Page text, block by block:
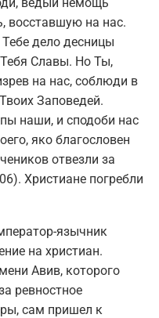
восставшую на нас.
дело десницы
Славы. Но Ты,
на нас, соблюди в
Заповедей.
наши, и сподоби нас
яко благословен
отвезли за
Христиане погребли
язычник
на христиан.
Авив, которого
ревностное
сам пришел к